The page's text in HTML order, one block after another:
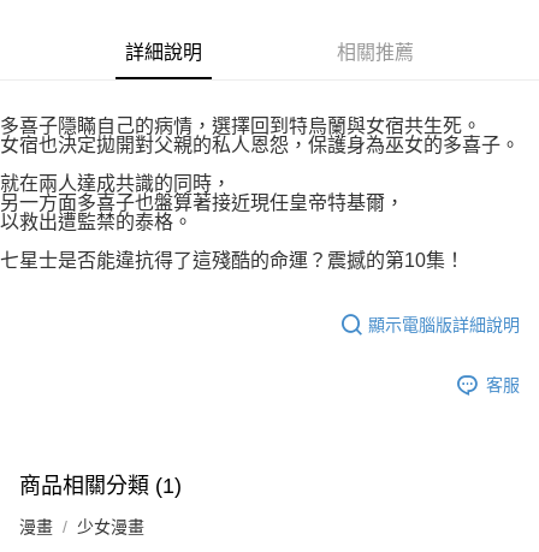
https://aftee.tw/terms/#terms3
３．未成年的使用者請事先徵得法定代理人或監護人之同意方可使用
任。
４．使用「AFTEE先享後付」時，將依據個別帳號之用戶狀況，依本公司即
請求用戶進行身份認證。
５．嚴禁一人註冊多個帳號或使用他人資訊註冊。若發現惡意使用之情形，
恩沛科技股份有限公司將有權停止該用戶之使用額度並採取法律行動。
每筆NT$80，滿NT$500(含以上)免運費
每筆NT$100，滿NT$800(含以上)免運費
詳細說明 相關推薦
多喜子隱瞞自己的病情，選擇回到特烏蘭與女宿共生死。
女宿也決定拋開對父親的私人恩怨，保護身為巫女的多喜子。
就在兩人達成共識的同時，
另一方面多喜子也盤算著接近現任皇帝特基爾，
以救出遭監禁的泰格。
七星士是否能違抗得了這殘酷的命運？震撼的第10集！
顯示電腦版詳細說明
客服
商品相關分類 (1)
漫畫 少女漫畫